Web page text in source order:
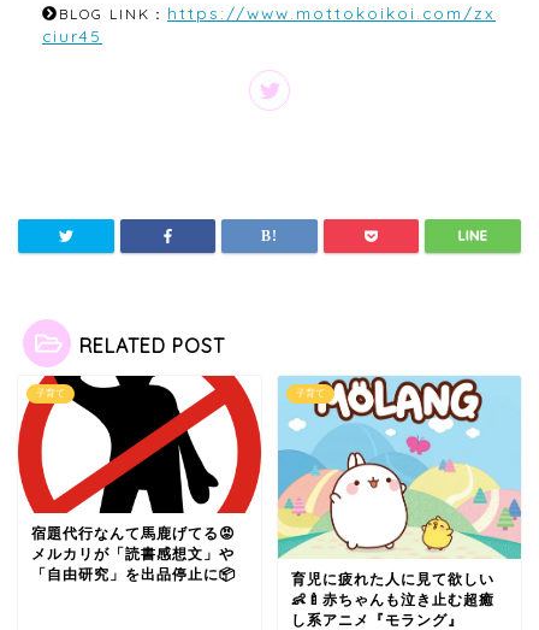
BLOG LINK： https://www.mottokoikoi.com/zx
ciur45
RELATED POST
子育て
宿題代行なんて馬鹿げてる😡
メルカリが「読書感想文」や
「自由研究」を出品停止に📦
子育て
育児に疲れた人に見て欲しい
👶🍼赤ちゃんも泣き止む超癒
し系アニメ『モラング』